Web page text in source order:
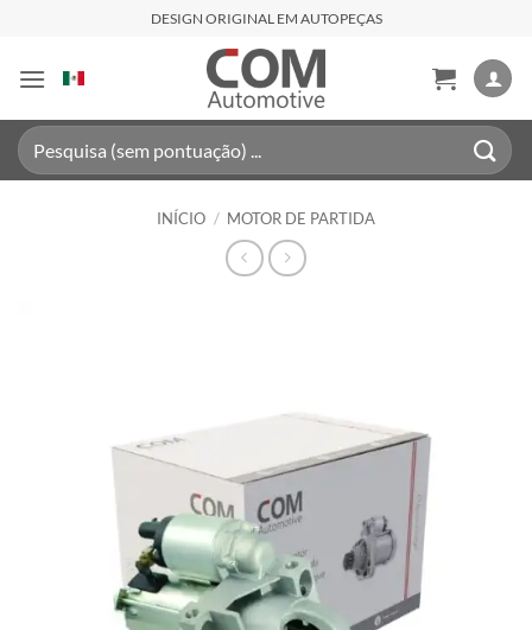
content
DESIGN ORIGINAL EM AUTOPEÇAS
Pesquisar
por:
INÍCIO / MOTOR DE PARTIDA